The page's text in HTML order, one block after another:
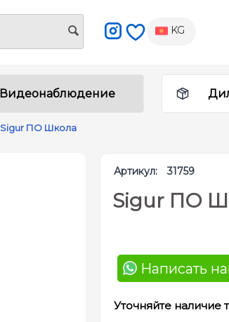
KG
Видеонаблюдение
Sigur ПО Школа
Артикул: 31759
Sigur ПО
Написать
Уточняйте наличие